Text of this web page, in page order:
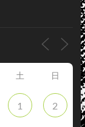
土 日
1 2